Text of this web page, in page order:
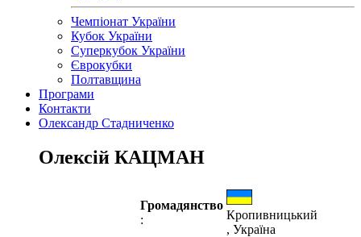
Чемпіонат України
Кубок України
Суперкубок України
Єврокубки
Полтавщина
Програми
Контакти
Олександр Стадниченко
Олексій КАЦМАН
Громадянство
:
Кропивницький
, Україна